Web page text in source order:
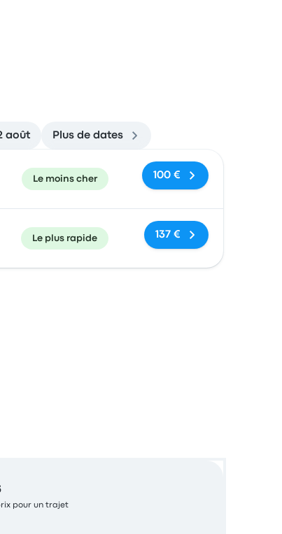
août Plus de dates
Le moins cher 100 €
Le plus rapide 137 €
pour un trajet